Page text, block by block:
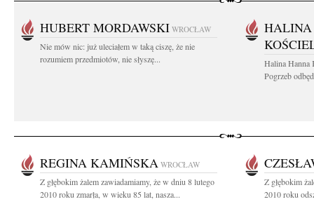
HUBERT MORDAWSKI WROCŁAW
Nie mów nic: już uleciałem w taką ciszę, że nie
rozumiem przedmiotów, nie słyszę...
Halina Hanna
Pogrzeb
REGINA KAMIŃSKA WROCŁAW
Z głębokim żalem zawiadamiamy, że w dniu 8 lutego
2010 roku zmarła, w wieku 85 lat, nasza...
Z głębokim
2010 roku